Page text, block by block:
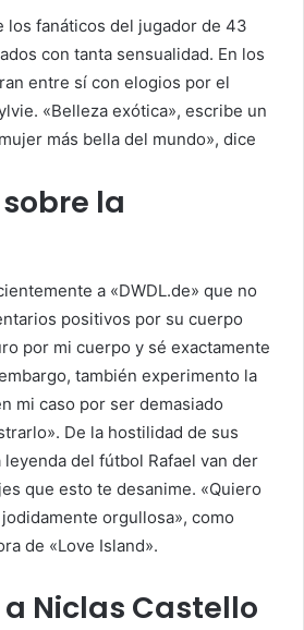
los fanáticos del jugador de 43
con tanta sensualidad. En los
entre sí con elogios por el
«Belleza exótica», escribe un
más bella del mundo», dice
la
a «DWDL.de» que no
positivos por su cuerpo
por mi cuerpo y sé exactamente
también experimento la
mi caso por ser demasiado
De la hostilidad de sus
del fútbol Rafael van der
que esto te desanime. «Quiero
orgullosa», como
de «Love Island».
Niclas Castello